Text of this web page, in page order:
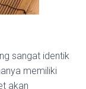
sangat identik
memiliki
akan